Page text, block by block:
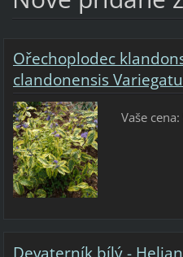
Ořechoplodec
clandonensis
Vaše cena:
Devaterník bílý -